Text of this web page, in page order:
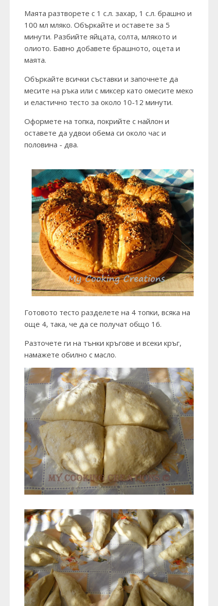
Маята разтворете с 1 с.л. захар, 1 с.л. брашно и
100 мл мляко. Объркайте и оставете за 5
минути. Разбийте яйцата, солта, млякото и
олиото. Бавно добавете брашното, оцета и
маята.
Объркайте всички съставки и започнете да
месите на ръка или с миксер като омесите меко
и еластично тесто за около 10-12 минути.
Оформете на топка, покрийте с найлон и
оставете да удвои обема си около час и
половина - два.
Готовото тесто разделете на 4 топки, всяка на
още 4, така, че да се получат общо 16.
Разточете ги на тънки кръгове и всеки кръг,
намажете обилно с масло.